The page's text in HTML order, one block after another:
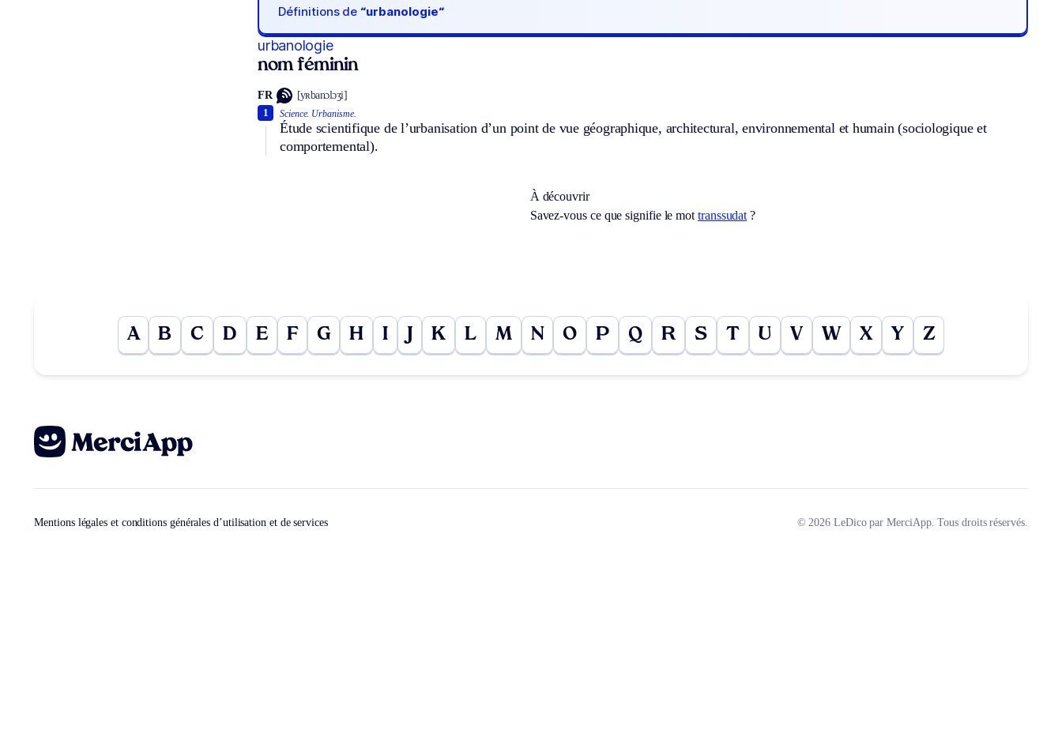
Définitions de “urbanologie“
urbanologie
nom féminin
FR [yʀbanɔlɔʒi]
Science. Urbanisme.
Étude scientifique de l’urbanisation d’un point de vue géographique, architectural, environnemental et humain (sociologique et
comportemental).
1
À découvrir
Savez-vous ce que signifie le mot transsudat ?
A B C D E F G H I K L M N O P Q R S T U V W X Y Z
Mentions légales et conditions générales d’utilisation et de services © 2026 LeDico par MerciApp. Tous droits réservés.